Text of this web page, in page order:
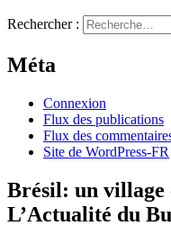
Rechercher :
Méta
Connexion
Flux des publications
Flux des
Site de WordPress-FR
Brésil: un village
L’Actualité du